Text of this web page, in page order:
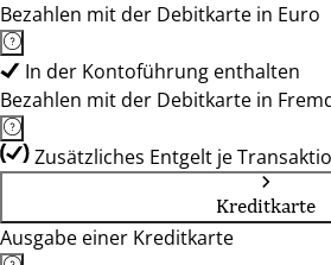
Bezahlen mit der Debitkarte in Euro
In der Kontoführung enthalten
Bezahlen mit der Debitkarte in
Zusätzliches Entgelt je
Kreditkarte
Ausgabe einer Kreditkarte